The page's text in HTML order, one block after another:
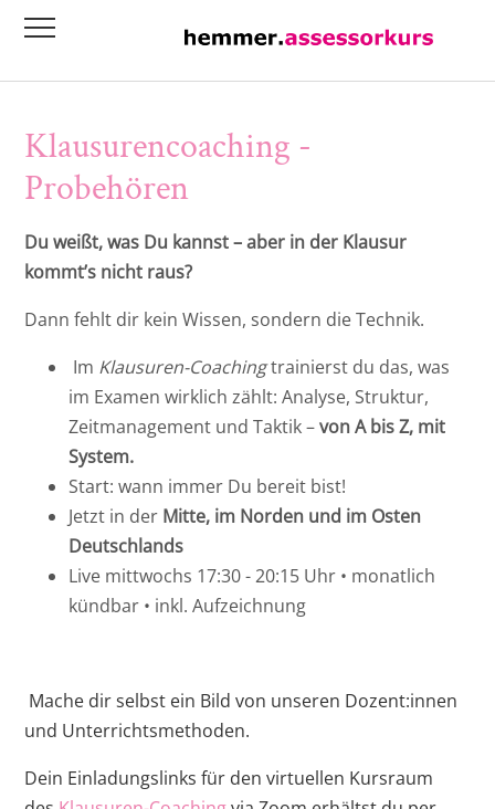
Klausurencoaching -
Probehören
Du weißt, was Du kannst – aber in der Klausur
kommt’s nicht raus?
Dann fehlt dir kein Wissen, sondern die Technik.
Im Klausuren-Coachingtrainierst du das, was
im Examen wirklich zählt: Analyse, Struktur,
Zeitmanagement und Taktik –von A bis Z, mit
System.
Start: wann immer Du bereit bist!
Jetzt in der Mitte, im Norden und im Osten
Deutschlands
Live mittwochs 17:30 - 20:15 Uhr • monatlich
kündbar • inkl. Aufzeichnung
Mache dir selbst ein Bild von unseren Dozent:innen
und Unterrichtsmethoden.
Dein Einladungslinks für den virtuellen Kursraum
Übersicht
Baden-Württemberg
Bayern
Berlin/Brandenburg
Hessen
Nord/GPA
Niedersachsen
Nordrhein-Westfalen
Übersicht
Wöchentliche Kurse
Online - Assessorkurs Ost
Klausuren-Coaching
Intensivkurse
Crash-Kurs materielles Strafrecht für
Kursaufzeichnung!
Intensivkurs ZPO I und II - 2026 II - Online
Intensivkurs materielles Zivilrecht - 2026 II
Online-Intensivkurs Öffentliches Recht –
Assessorkurs Ost
Intensivkurs materielles Strafrecht - 2026
II - Online Seminar
Intensivkurs StPO - 2026 II - Online
Seminar
online - Crashkurs - Öffentliches Recht
Intensivkurs materielles Zivilrecht - 2027 I
- Online Seminar
Intensivkurs StPO - 2027 I - Online
Seminar
Individualkurse
hemmer.individual - Einzelunterricht
Übersicht
Ass. iur. Marvin Kalina
RA Jan Singbartl
RA Ingo Gold
RA Johannes Lück
RA Dr. Heinfried Hahn
RA Michael Sperl
StA Dr. Daniel Wegerich
RAin Rebecca Baier